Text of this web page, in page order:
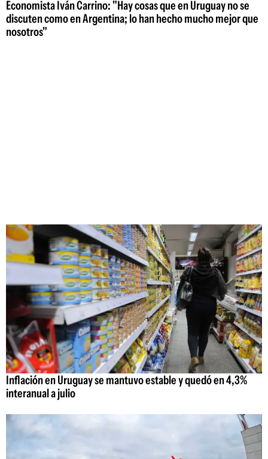
Economista Iván Carrino: "Hay cosas que en Uruguay no se
discuten como en Argentina; lo han hecho mucho mejor que
nosotros"
Inflación en Uruguay se mantuvo estable y quedó en 4,3%
interanual a julio